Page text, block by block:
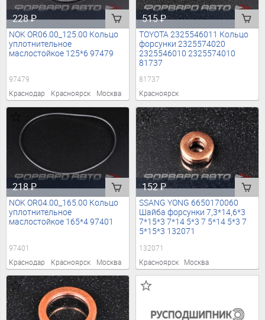
228₽
NOK OR06.00_125.00 Кольцо
уплотнительное
маслостойкое 125*6 97479
97479
Краснодар
Красноярск Москва
515₽
TOYOTA 2325546011 Кольцо
форсунки 2325574020
2325546010 2325574010
81737
81737
Красноярск
218₽
NOK OR04.00_165.00 Кольцо
уплотнительное
маслостойкое 165*4 97401
97401
Краснодар
Красноярск Москва
152₽
SSANG YONG 6650170060
Шайба форсунки 7,3*14,6*3
7*15*3 7*14 5*3 7 5*14 5*3 7
5*15*3 132071
132071
Красноярск
Москва